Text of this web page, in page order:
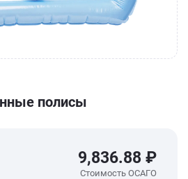
полисы
9,836.88 ₽
Стоимость ОСАГО